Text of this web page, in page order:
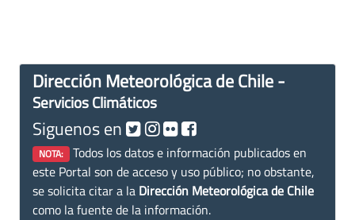
Dirección Meteorológica de Chile -
Servicios Climáticos
Siguenos en
NOTA: Todos los datos e información publicados en
este Portal son de acceso y uso público; no obstante,
se solicita citar a la Dirección Meteorológica de Chile
como la fuente de la información.